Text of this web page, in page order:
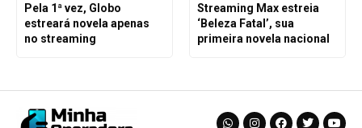
Pela 1ª vez, Globo
estreará novela apenas
no streaming
Streaming Max estreia
‘Beleza Fatal’, sua
primeira novela nacional